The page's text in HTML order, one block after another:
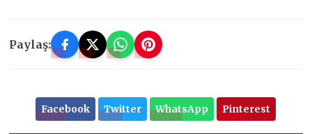
Paylaş:
Facebook Twitter WhatsApp Pinterest